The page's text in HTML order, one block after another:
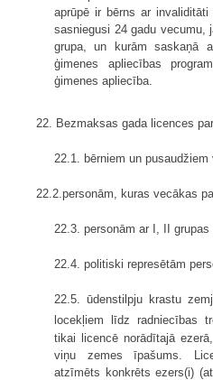
aprūpē ir bērns ar
sasniegusi 24 gadu
grupa, un kurām saskaņā
ģimenes apliecības
ģimenes apliecība.
22. Bezmaksas gada licences
22.1. bērniem un
22.2.personām, kuras vecākas
22.3. personām ar I, II grupas
22.4. politiski represētām
22.5. ūdenstilpju krastu
locekļiem līdz radniecības
tikai licencē norādītajā
viņu zemes īpašums.
atzīmēts konkrēts ezers(i)